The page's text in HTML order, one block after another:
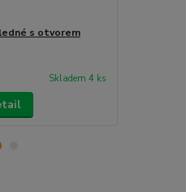
s otvorem
Skladem 4 ks